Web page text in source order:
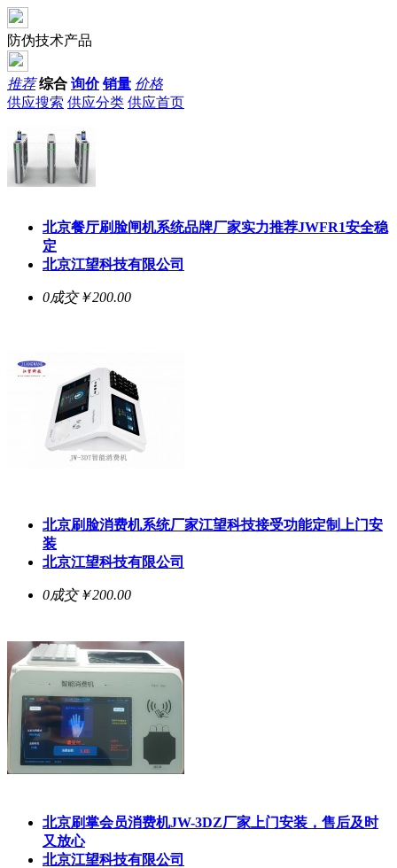
防伪技术产品
推荐 综合 询价 销量 价格
供应搜索 供应分类 供应首页
北京餐厅刷脸闸机系统品牌厂家实力推荐JWFR1安全稳
定
北京江望科技有限公司
0成交￥200.00
北京刷脸消费机系统厂家江望科技接受功能定制上门安
装
北京江望科技有限公司
0成交￥200.00
北京刷掌会员消费机JW-3DZ厂家上门安装，售后及时
又放心
北京江望科技有限公司